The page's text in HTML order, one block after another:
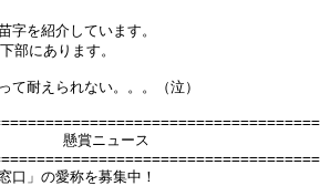
介しています。
ります。
耐えられない。。。（泣）
ース
口」の愛称を募集中！